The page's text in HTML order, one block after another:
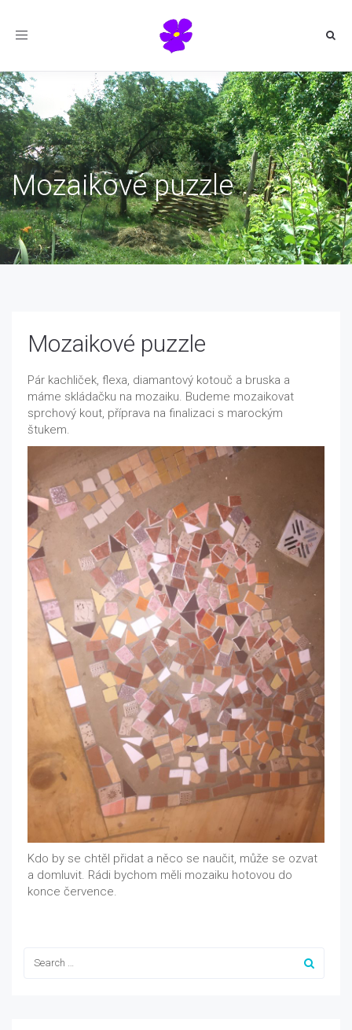
Toggle
Mozaikové puzzle
Mozaikové puzzle
Pár kachliček, flexa, diamantový kotouč a bruska a
máme skládačku na mozaiku. Budeme mozaikovat
sprchový kout, příprava na finalizaci s marockým
štukem.
Kdo by se chtěl přidat a něco se naučit, může se ozvat
a domluvit. Rádi bychom měli mozaiku hotovou do
konce července.